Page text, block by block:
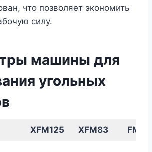
что позволяет экономить
силу.
машины для
угольных
XFM125 XFM83